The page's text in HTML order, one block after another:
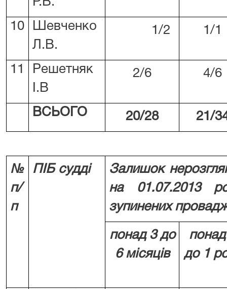
10
Шевченко
Л.В.
1/2 1/1
11
Решетняк
І.В
2/6 4/6
ВСЬОГО 20/28 21/
№
п/
п
ПІБ судді
Залишок
на
01.07.2013
зупинених
понад 3до
6 місяців
до 1